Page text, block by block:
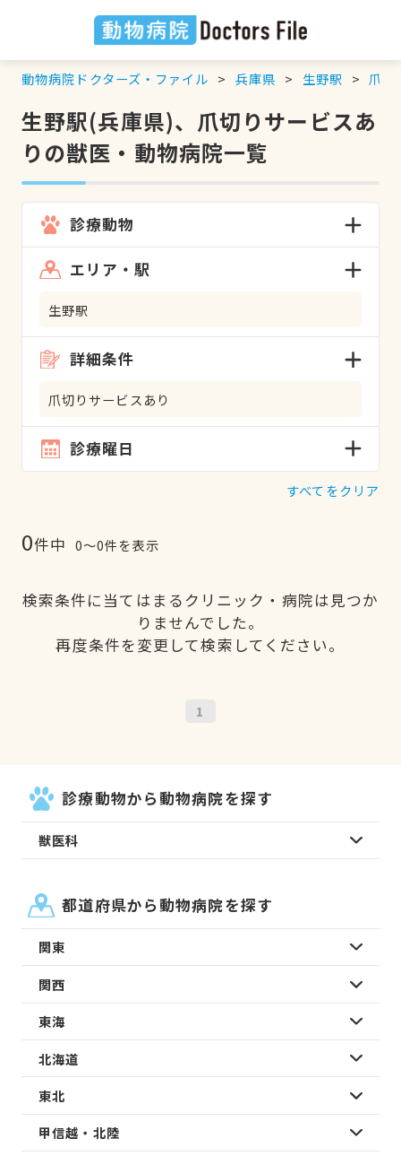
動物病院ドクターズ・ファイル 兵庫県 生野駅 爪切
生野駅(兵庫県)、爪切りサービスあ
りの獣医・動物病院一覧
診療動物
エリア・駅
生野駅
詳細条件
爪切りサービスあり
診療曜日
すべてをクリア
0件中 0〜0件を表示
検索条件に当てはまるクリニック・病院は見つか
りませんでした。
再度条件を変更して検索してください。
1
診療動物から動物病院を探す
獣医科
都道府県から動物病院を探す
関東
関西
東海
北海道
東北
甲信越・北陸